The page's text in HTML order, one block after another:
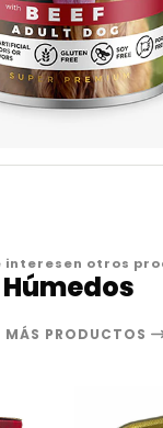
interesen otros
Húmedos
MÁS PRODUCTOS